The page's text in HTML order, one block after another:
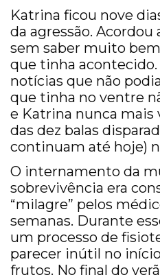
Katrina ficou nove
da agressão. Acordou
sem saber muito
que tinha
notícias que não
que tinha no ventre
e Katrina nunca mais
das dez balas
continuam até hoje)
O internamento da
sobrevivência era
“milagre” pelos
semanas. Durante
um processo de
parecer inútil no
frutos. No final do